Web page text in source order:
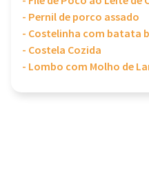
- Pernil de porco assado
- Costelinha com batata
- Costela Cozida
- Lombo com Molho de